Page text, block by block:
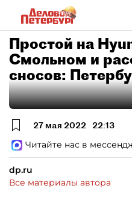
Простой на
Смольном и
сносов:
27 мая 2022 22:13
Читайте нас в
dp.ru
Все материалы автора